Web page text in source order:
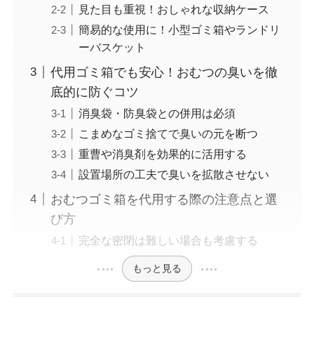
見た目も重視！おしゃれな収納ケース
簡易的な使用に！小型ゴミ箱やランドリ
ーバスケット
代用ゴミ箱でも安心！おむつの臭いを徹
底的に防ぐコツ
消臭袋・防臭袋との併用は必須
こまめなゴミ捨てで臭いの元を断つ
重曹や消臭剤を効果的に活用する
設置場所の工夫で臭いを拡散させない
おむつゴミ箱を代用する際の注意点と選
び方
完全な密閉は難しい場合も考慮する
もっと見る